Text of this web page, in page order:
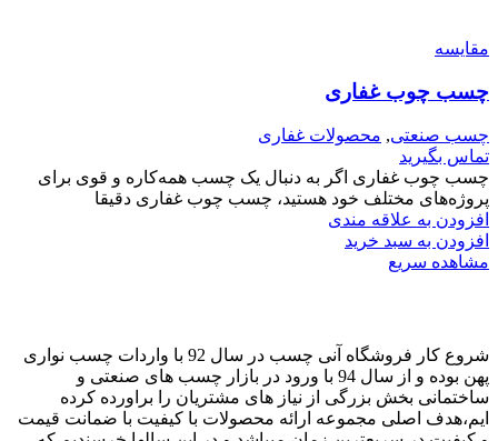
مقایسه
چسب چوب غفاری
چسب صنعتی, محصولات غفاری
تماس بگیرید
چسب چوب غفاری اگر به دنبال یک چسب همه‌کاره و قوی برای
پروژه‌های مختلف خود هستید، چسب چوب غفاری دقیقا
افزودن به علاقه مندی
افزودن به سبد خرید
مشاهده سریع
شروع کار فروشگاه آنی چسب در سال 92 با واردات چسب نواری
پهن بوده و از سال 94 با ورود در بازار چسب های صنعتی و
ساختمانی بخش بزرگی از نیاز های مشتریان را براورده کرده
ایم،هدف اصلی مجموعه ارائه محصولات با کیفیت با ضمانت قیمت